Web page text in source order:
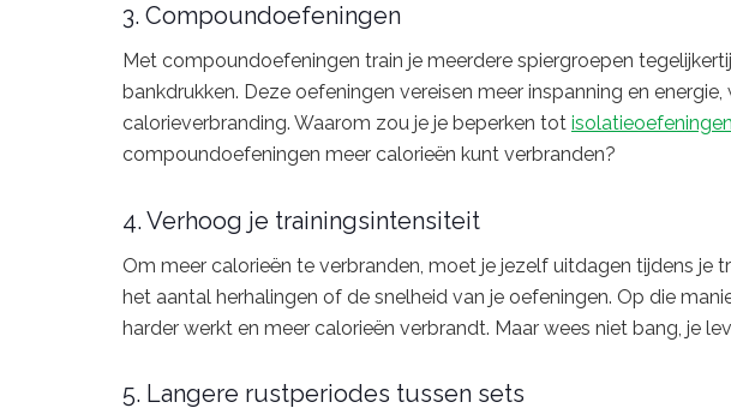
3. Compoundoefeningen
Met compoundoefeningen train je meerdere spiergroepen
bankdrukken. Deze oefeningen vereisen meer inspanning en
calorieverbranding. Waarom zou je je beperken tot isolatieoefeningen
compoundoefeningen meer calorieën kunt verbranden?
4. Verhoog je trainingsintensiteit
Om meer calorieën te verbranden, moet je jezelf uitdagen tijdens je
het aantal herhalingen of de snelheid van je oefeningen. Op die
harder werkt en meer calorieën verbrandt. Maar wees niet bang, je
5. Langere rustperiodes tussen sets